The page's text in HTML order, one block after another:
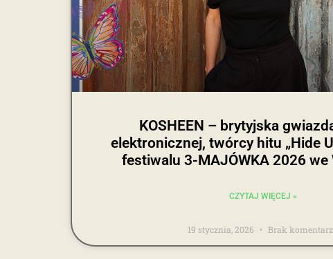
KOSHEEN – brytyjska
elektronicznej, twórcy hitu „Hide
festiwalu 3-MAJÓWKA 2026 we
CZYTAJ WIĘCEJ »
19 stycznia, 2026 Brak